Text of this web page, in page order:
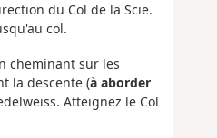
du Col de la Scie.
col.
cheminant sur les
la descente (à aborder
Atteignez le Col